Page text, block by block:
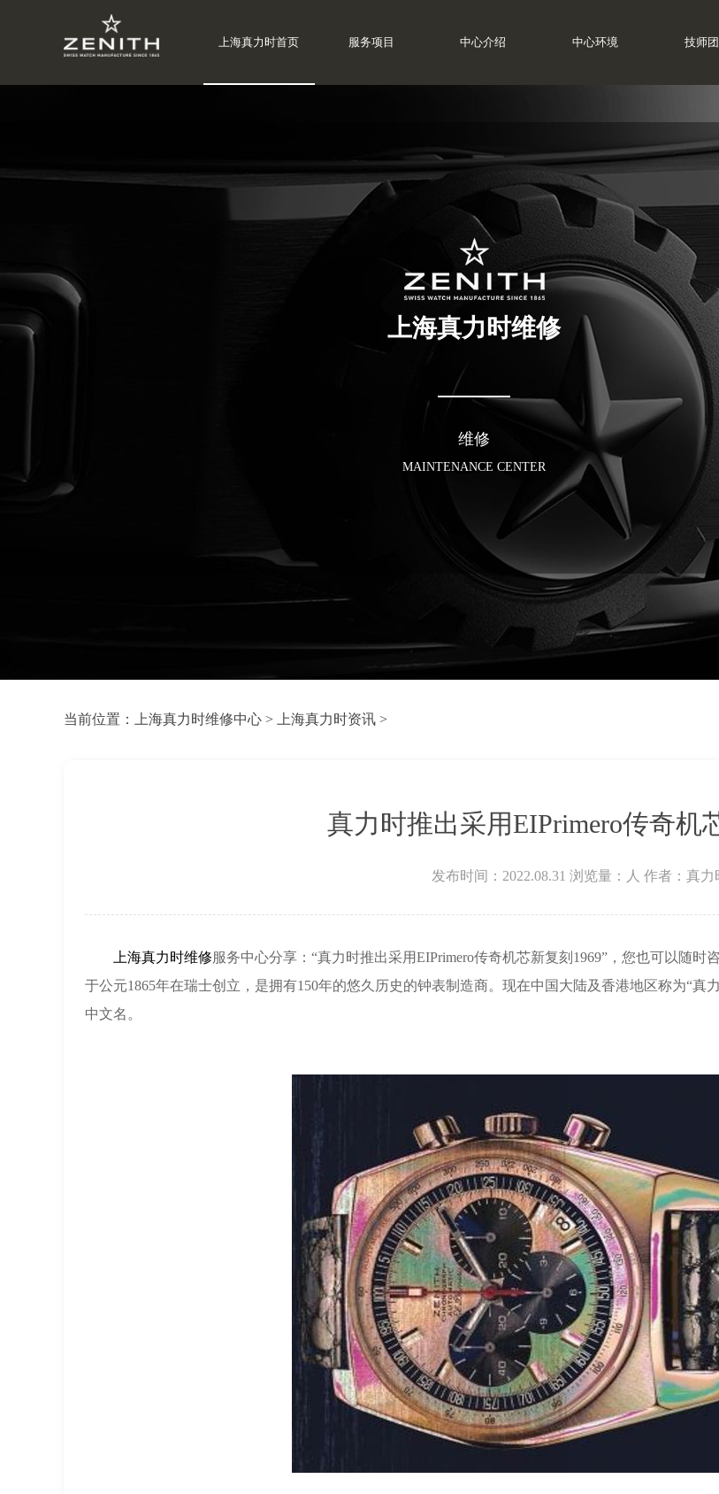
上海真力时首页 服务项目 中心介绍 中心环境 技师
上海真力时维修
维修
MAINTENANCE CENTER
当前位置： 上海真力时维修中心 > 上海真力时资讯 >
真力时推出采用EIPrimero传奇机
发布时间：2022.08.31 浏览量： 人 作者：真力
上海真力时维修服务中心分享：“真力时推出采用EIPrimero传奇机芯新复刻1969”，您也可以随时
于公元1865年在瑞士创立，是拥有150年的悠久历史的钟表制造商。现在中国大陆及香港地区称为“真
中文名。